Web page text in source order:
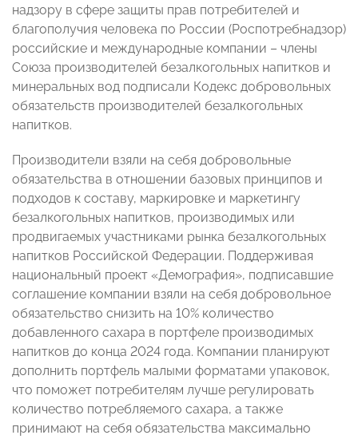
надзору в сфере защиты прав потребителей и
благополучия человека по России (Роспотребнадзор)
российские и международные компании – члены
Союза производителей безалкогольных напитков и
минеральных вод подписали Кодекс добровольных
обязательств производителей безалкогольных
напитков.
Производители взяли на себя добровольные
обязательства в отношении базовых принципов и
подходов к составу, маркировке и маркетингу
безалкогольных напитков, производимых или
продвигаемых участниками рынка безалкогольных
напитков Российской Федерации. Поддерживая
национальный проект «Демография», подписавшие
соглашение компании взяли на себя добровольное
обязательство снизить на 10% количество
добавленного сахара в портфеле производимых
напитков до конца 2024 года. Компании планируют
дополнить портфель малыми форматами упаковок,
что поможет потребителям лучше регулировать
количество потребляемого сахара, а также
принимают на себя обязательства максимально